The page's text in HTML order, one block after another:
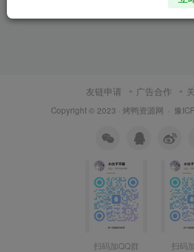
友链申请 广告合作
Copyright © 2023 · 烤鸭资源网 · 豫
扫码加QQ群 扫码